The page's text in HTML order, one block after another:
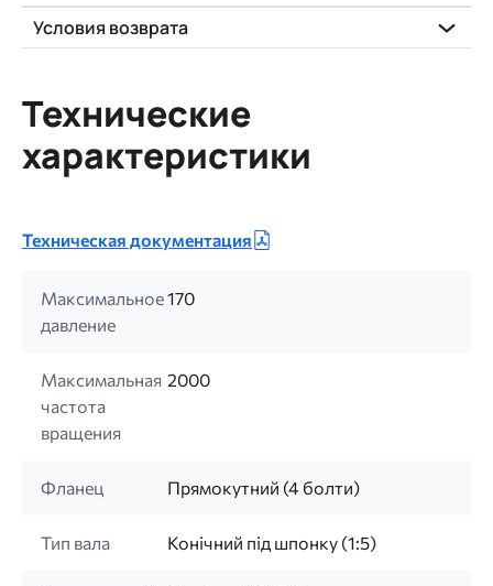
Условия возврата
Технические
характеристики
Техническая документация
Максимальное
давление
170
Максимальная
частота
вращения
2000
Фланец Прямокутний (4 болти)
Тип вала Конічний під шпонку (1:5)